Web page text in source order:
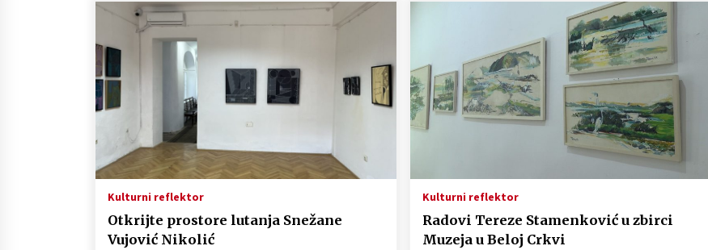
Naši tragovi – Raskošne nošnje i
narodne igre na festivalu u Kruščici
(VIDEO)
4 godine ago
Naši tragovi – Češka narodna pesma
na festivalu „Lepota različitosti“
(VIDEO)
4 godine ago
Kulturni reflektor
Otkrijte prostore lutanja Snežane
Vujović Nikolić
Kulturni reflektor
Radovi Tereze Stamenković u zbirci
Muzeja u Beloj Crkvi